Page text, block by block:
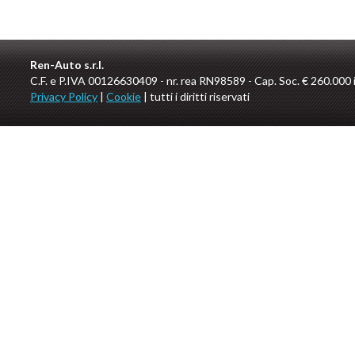
Ren-Auto s.r.l.
C.F. e P.IVA 00126630409 - nr. rea RN98589 - Cap. Soc. € 260.000
Privacy Policy | Cookie | tutti i diritti riservati